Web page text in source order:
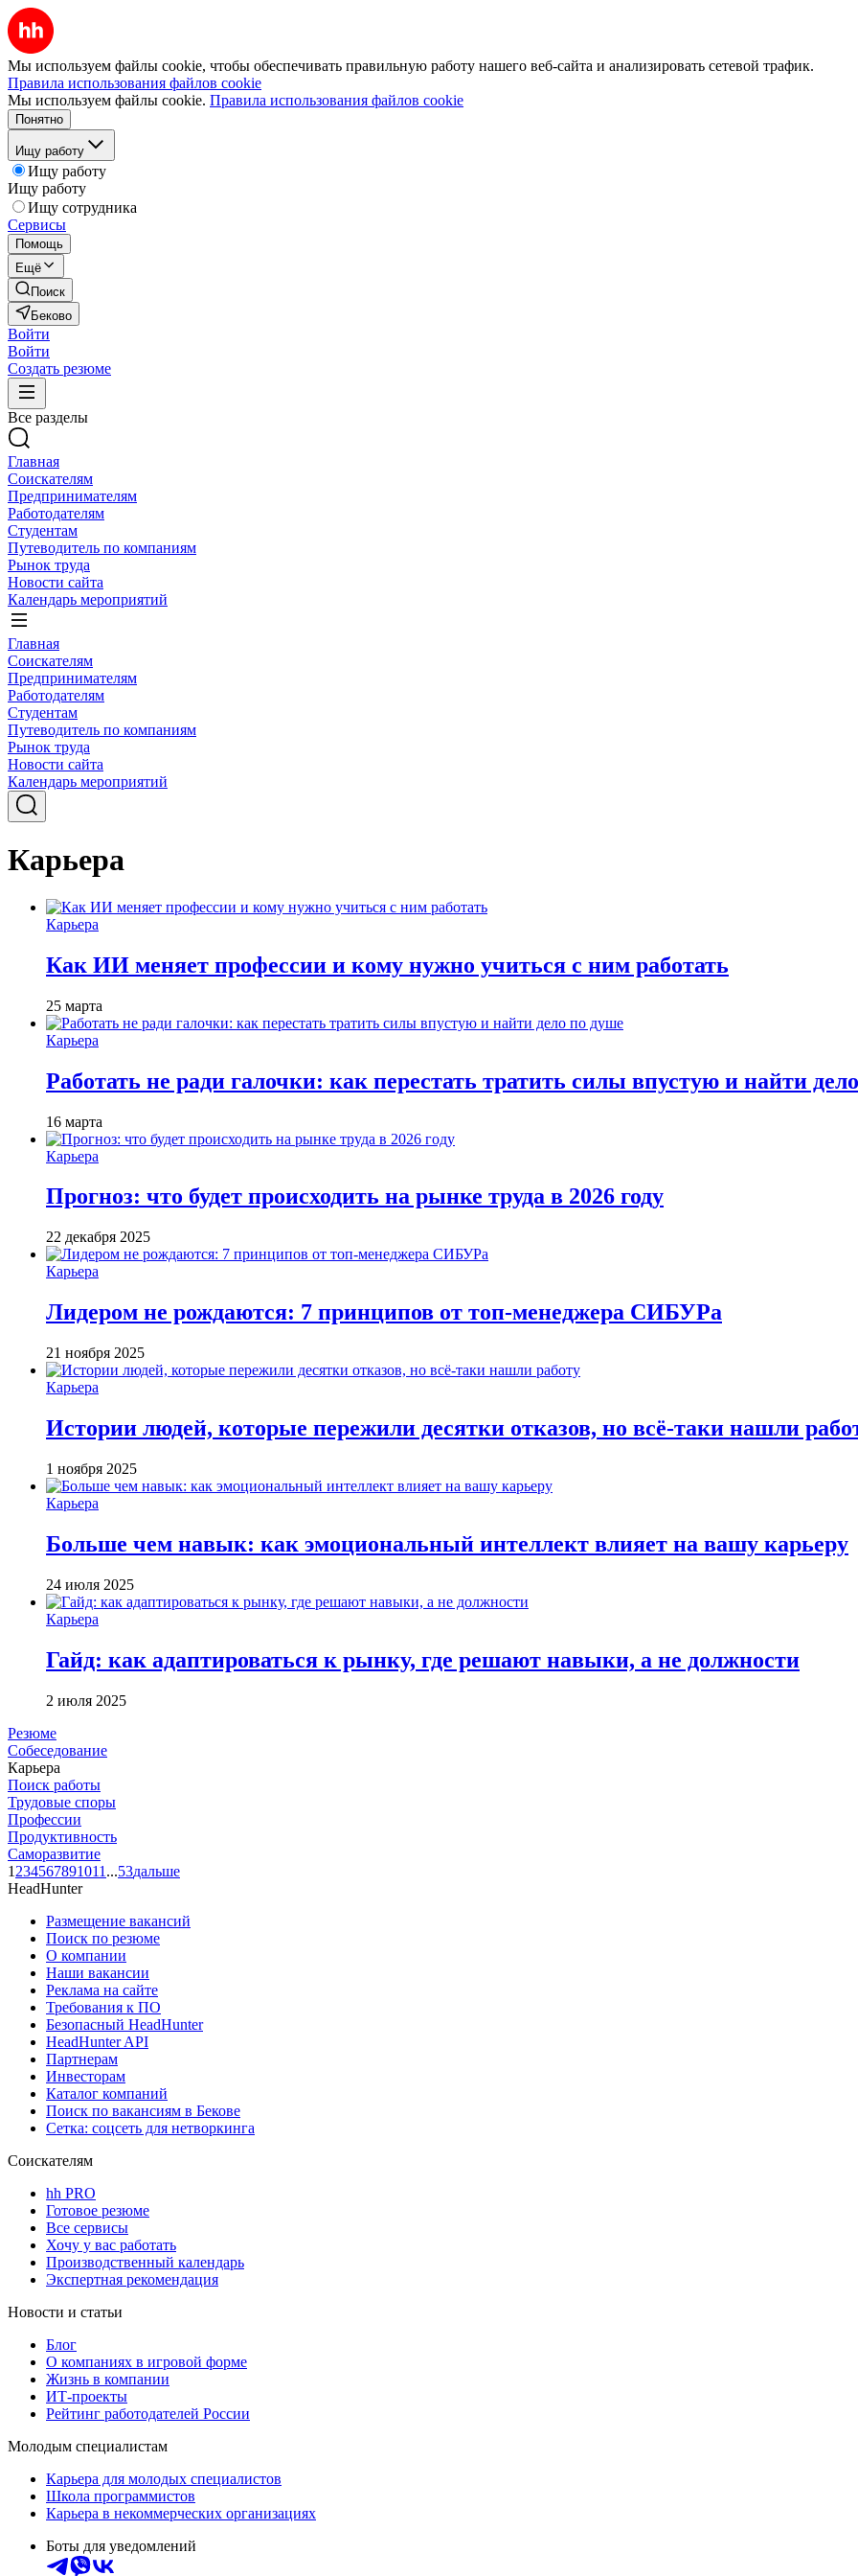
Мы используем файлы cookie, чтобы обеспечивать правильную работу нашего веб-сайта и анализировать сетевой трафик.
Правила использования файлов cookie
Мы используем файлы cookie. Правила использования файлов cookie
Понятно
Ищу работу
Ищу работу
Ищу работу
Ищу сотрудника
Сервисы
Помощь
Ещё
Поиск
Беково
Войти
Войти
Создать резюме
Все разделы
Главная
Соискателям
Предпринимателям
Работодателям
Студентам
Путеводитель по компаниям
Рынок труда
Новости сайта
Календарь мероприятий
Главная
Соискателям
Предпринимателям
Работодателям
Студентам
Путеводитель по компаниям
Рынок труда
Новости сайта
Календарь мероприятий
Карьера
Карьера
Как ИИ меняет профессии и кому нужно учиться с ним работать
25 марта
Карьера
Работать не ради галочки: как перестать тратить силы впустую и найти
16 марта
Карьера
Прогноз: что будет происходить на рынке труда в 2026 году
22 декабря 2025
Карьера
Лидером не рождаются: 7 принципов от топ-менеджера СИБУРа
21 ноября 2025
Карьера
Истории людей, которые пережили десятки отказов, но всё-таки нашли
1 ноября 2025
Карьера
Больше чем навык: как эмоциональный интеллект влияет на вашу карьеру
24 июля 2025
Карьера
Гайд: как адаптироваться к рынку, где решают навыки, а не должности
2 июля 2025
Резюме
Собеседование
Карьера
Поиск работы
Трудовые споры
Профессии
Продуктивность
Саморазвитие
1 234567891011 ...53дальше
HeadHunter
Размещение вакансий
Поиск по резюме
О компании
Наши вакансии
Реклама на сайте
Требования к ПО
Безопасный HeadHunter
HeadHunter API
Партнерам
Инвесторам
Каталог компаний
Поиск по вакансиям в Бекове
Сетка: соцсеть для нетворкинга
Соискателям
hh PRO
Готовое резюме
Все сервисы
Хочу у вас работать
Производственный календарь
Экспертная рекомендация
Новости и статьи
Блог
О компаниях в игровой форме
Жизнь в компании
ИТ-проекты
Рейтинг работодателей России
Молодым специалистам
Карьера для молодых специалистов
Школа программистов
Карьера в некоммерческих организациях
Боты для уведомлений